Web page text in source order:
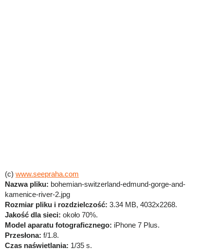
(c) www.seepraha.com
Nazwa pliku: bohemian-switzerland-edmund-gorge-and-
kamenice-river-2.jpg
Rozmiar pliku i rozdzielczość: 3.34 MB, 4032x2268.
Jakość dla sieci: około 70%.
Model aparatu fotograficznego: iPhone 7 Plus.
Przesłona: f/1.8.
Czas naświetlania: 1/35 s.